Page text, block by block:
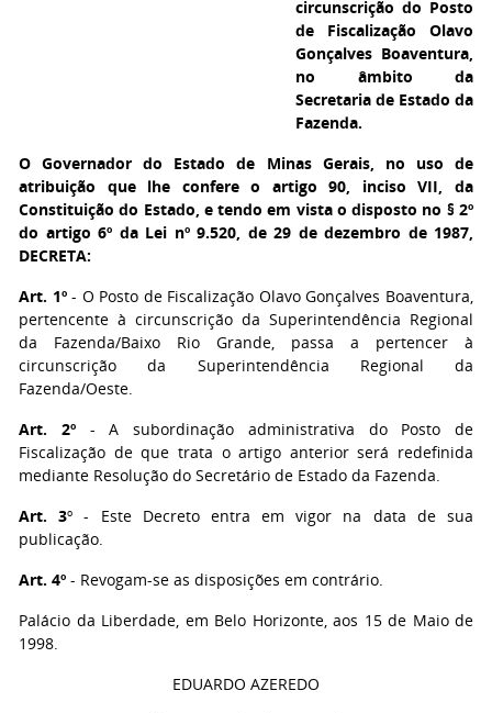
circunscrição do Posto
de Fiscalização Olavo
Gonçalves Boaventura,
no âmbito da
Secretaria de Estado da
Fazenda.
O Governador do Estado de Minas Gerais, no uso de
atribuição que lhe confere o artigo 90, inciso VII, da
Constituição do Estado, e tendo em vista o disposto no § 2º
do artigo 6º da Lei nº 9.520, de 29 de dezembro de 1987,
DECRETA:
Art. 1º- O Posto de Fiscalização Olavo Gonçalves Boaventura,
pertencente à circunscrição da Superintendência Regional
da Fazenda/Baixo Rio Grande, passa a pertencer à
circunscrição da Superintendência Regional da
Fazenda/Oeste.
Art. 2º- A subordinação administrativa do Posto de
Fiscalização de que trata o artigo anterior será redefinida
mediante Resolução do Secretário de Estado da Fazenda.
Art. 3º - Este Decreto entra em vigor na data de sua
publicação.
Art. 4º - Revogam-se as disposições em contrário.
Palácio da Liberdade, em Belo Horizonte, aos 15 de Maio de
1998.
EDUARDO AZEREDO